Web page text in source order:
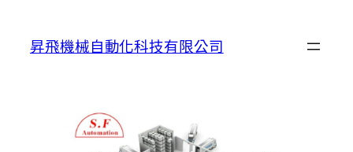
昇飛機械自動化科技有限公司